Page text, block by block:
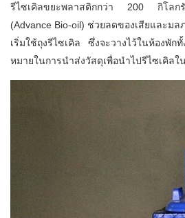
รีไซเคิลขยะพลาสติกกว่า 200 กิโลกรัม
(Advance Bio-oil) ช่วยลดของเสียและม
เริ่มใช้ถุงรีไซเคิล ซึ่งจะวางไว้ในห้องพั
หมายในการนำส่งวัสดุเพื่อนำไปรีไซเคิล